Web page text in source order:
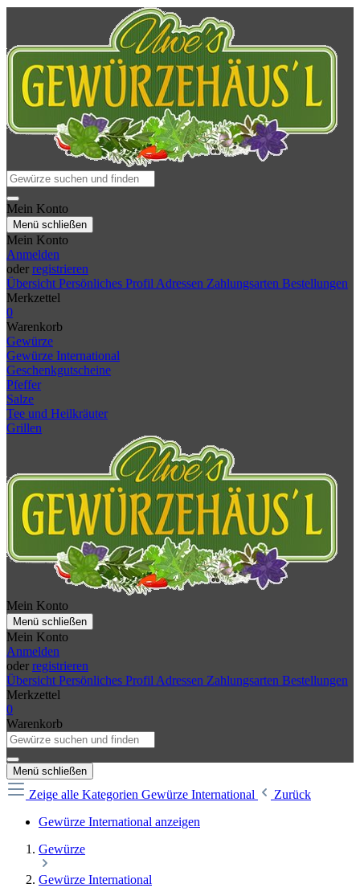
Mein Konto
Menü schließen
Mein Konto
Anmelden
oder registrieren
Übersicht Persönliches Profil Adressen Zahlungsarten Bestellungen
Merkzettel
0
Warenkorb
Gewürze
Gewürze International
Geschenkgutscheine
Pfeffer
Salze
Tee und Heilkräuter
Grillen
Mein Konto
Menü schließen
Mein Konto
Anmelden
oder registrieren
Übersicht Persönliches Profil Adressen Zahlungsarten Bestellungen
Merkzettel
0
Warenkorb
Menü schließen
Zeige alle Kategorien Gewürze International
Zurück
Gewürze International anzeigen
Gewürze
Gewürze International